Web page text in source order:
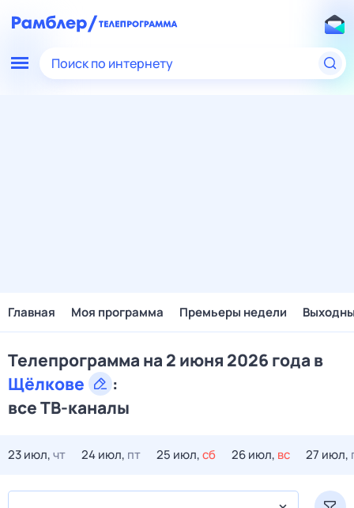
Поиск по интернету
Главная Моя программа Премьеры недели
Телепрограмма на 2 июня 2026 года в
Щёлкове
:
все ТВ-каналы
23 июл,чт 24 июл, пт 25 июл,сб 26 июл, вс 27 июл,